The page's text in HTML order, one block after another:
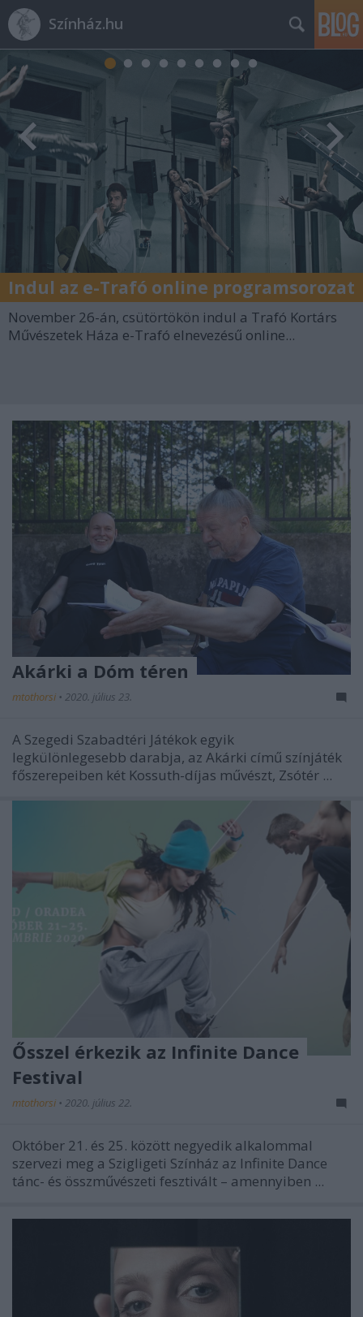
Színház.hu
Indul az e-Trafó online programsorozat
November 26-án, csütörtökön indul a Trafó Kortárs
Művészetek Háza e-Trafó elnevezésű online...
Akárki a Dóm téren
mtothorsi • 2020. július 23.
A Szegedi Szabadtéri Játékok egyik
legkülönlegesebb darabja, az Akárki című színjáték
főszerepeiben két Kossuth-díjas művészt, Zsótér ...
Ősszel érkezik az Infinite Dance
Festival
mtothorsi • 2020. július 22.
Október 21. és 25. között negyedik alkalommal
szervezi meg a Szigligeti Színház az Infinite Dance
tánc- és összművészeti fesztivált – amennyiben ...